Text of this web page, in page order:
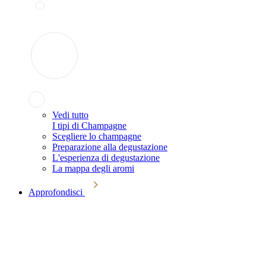
Vedi tutto
I tipi di Champagne
Scegliere lo champagne
Preparazione alla degustazione
L'esperienza di degustazione
La mappa degli aromi
Approfondisci